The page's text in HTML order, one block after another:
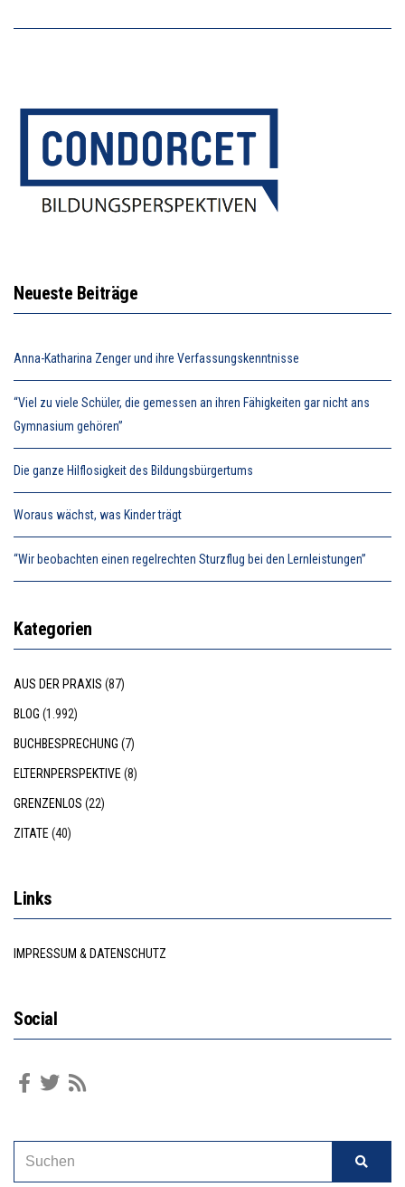
Neueste Beiträge
Anna-Katharina Zenger und ihre Verfassungskenntnisse
“Viel zu viele Schüler, die gemessen an ihren Fähigkeiten gar nicht ans
Gymnasium gehören”
Die ganze Hilflosigkeit des Bildungsbürgertums
Woraus wächst, was Kinder trägt
“Wir beobachten einen regelrechten Sturzflug bei den Lernleistungen”
Kategorien
AUS DER PRAXIS (87)
BLOG (1.992)
BUCHBESPRECHUNG (7)
ELTERNPERSPEKTIVE(8)
GRENZENLOS (22)
ZITATE(40)
Links
IMPRESSUM & DATENSCHUTZ
Social